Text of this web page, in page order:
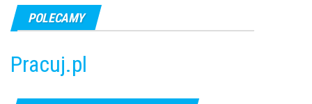
POLECAMY
Pracuj.pl